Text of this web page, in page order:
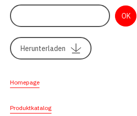
Herunterladen
Homepage
Produktkatalog